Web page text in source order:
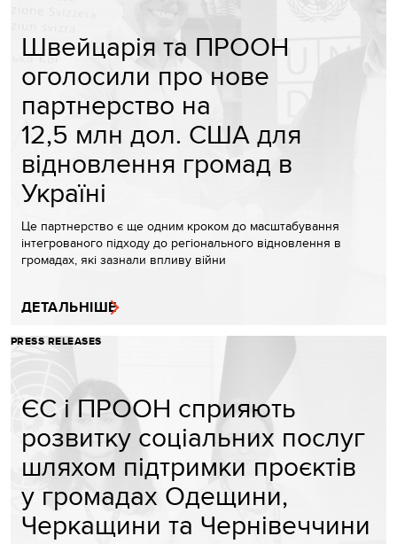
Швейцарія та ПРООН
оголосили про нове
партнерство на
12,5 млн дол. США для
відновлення громад в
Україні
Це партнерство є ще одним кроком до масштабування
інтегрованого підходу до регіонального відновлення в
громадах, які зазнали впливу війни
ДЕТАЛЬНІШЕ
PRESS RELEASES
ЄС і ПРООН сприяють
розвитку соціальних послуг
шляхом підтримки проєктів
у громадах Одещини,
Черкащини та Чернівеччини